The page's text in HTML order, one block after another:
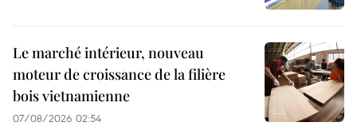
Le marché intérieur, nouveau
moteur de croissance de la filière
bois vietnamienne
07/08/2026 02:54